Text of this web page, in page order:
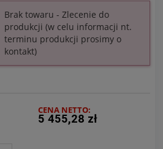
Brak towaru - Zlecenie do
produkcji (w celu informacji nt.
terminu produkcji prosimy o
kontakt)
CENA NETTO:
5 455,28 zł